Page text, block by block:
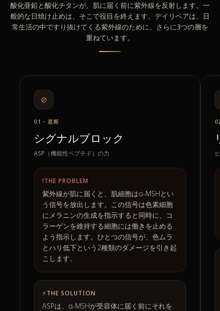
酸化亜鉛と酸化チタンが、肌に届く前に紫外線を反射します。一
般的な日焼け止めは、そこで役目を終えます。デイリペアは、日
常生活の中ですり抜けてくる紫外線のために、さらに3つの層を
重ねています。
⊘
01・遮断
シグナルブロック
ASP（機能性ペプチド）の力
!THE PROBLEM
紫外線が肌に届くと、肌細胞はα-MSHとい
う信号を放出します。この信号は色素細胞
にメラニンの生成を指示すると同時に、コ
ラーゲンを維持する細胞には働きを止める
よう指示します。ひとつの信号が、色ムラ
とハリ低下という2種類のダメージを引き起
こします。
⚡THE SOLUTION
ASPは、α-MSHが受容体に届く前にそれを